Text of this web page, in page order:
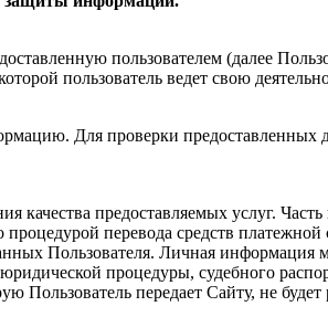
третьим лицам, кроме случаев, описанных законодательством страны, на территории
за собой право потребовать
информации может быть предоставлена банку
Пользователя с Сайтом. В других случаях, ни при каких условиях,